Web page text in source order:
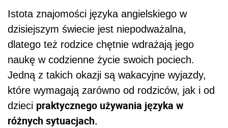
Istota znajomości języka angielskiego w
dzisiejszym świecie jest niepodważalna,
dlatego też rodzice chętnie wdrażają jego
naukę w codzienne życie swoich pociech.
Jedną z takich okazji są wakacyjne wyjazdy,
które wymagają zarówno od rodziców, jak i od
dzieci praktycznego używania języka w
różnych sytuacjach.